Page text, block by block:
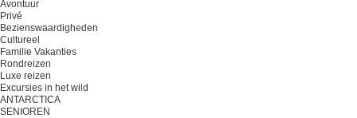
Avontuur
Privé
Bezienswaardigheden
Cultureel
Familie Vakanties
Rondreizen
Luxe reizen
Excursies in het wild
ANTARCTICA
SENIOREN